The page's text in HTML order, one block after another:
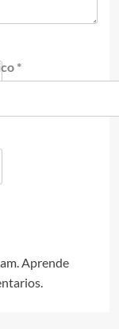
*
Aprende